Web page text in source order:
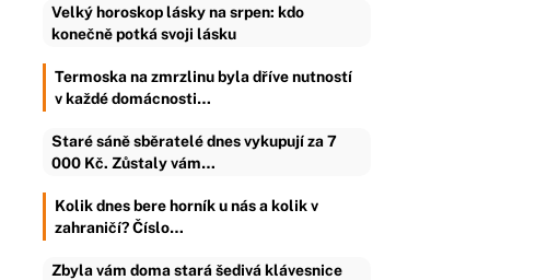
Velký horoskop lásky na srpen: kdo
konečně potká svoji lásku
Termoska na zmrzlinu byla dříve nutností
v každé domácnosti…
Staré sáně sběratelé dnes vykupují za 7
000 Kč. Zůstaly vám…
Kolik dnes bere horník u nás a kolik v
zahraničí? Číslo…
Zbyla vám doma stará šedivá klávesnice